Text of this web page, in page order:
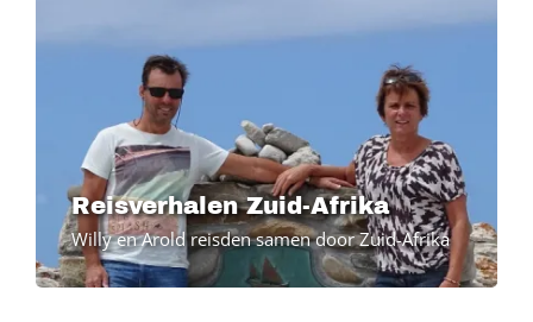
Reisverhalen Zuid-Afrika
Willy en Arold reisden samen door Zuid-Afrika